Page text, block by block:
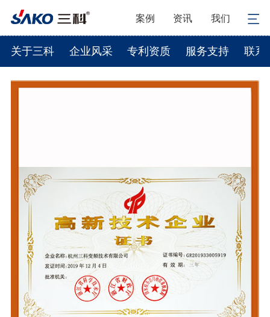
案例 资讯 我们
关于三科 企业风采 专利资质 服务支持 联系